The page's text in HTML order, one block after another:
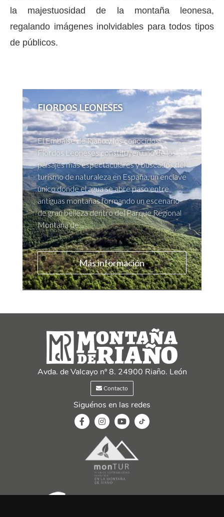
la majestuosidad de la montaña leonesa,
regalando imágenes inolvidables para todos tipos
de públicos.
FIORDOS LEONESES
El Embalse de Riaño y los conocidos
Fiordos Leoneses constituyen uno de los
paisajes más espectaculares y buscados del
turismo de naturaleza en España, un enclave
único donde el agua se abre paso entre
antiguas montañas formando un escenario
de gran belleza dentro del Parque Regional
Montaña de...
Más información
Avda. de Valcayo nº 8. 24900 Riaño. León
Contacto
Siguénos en las redes